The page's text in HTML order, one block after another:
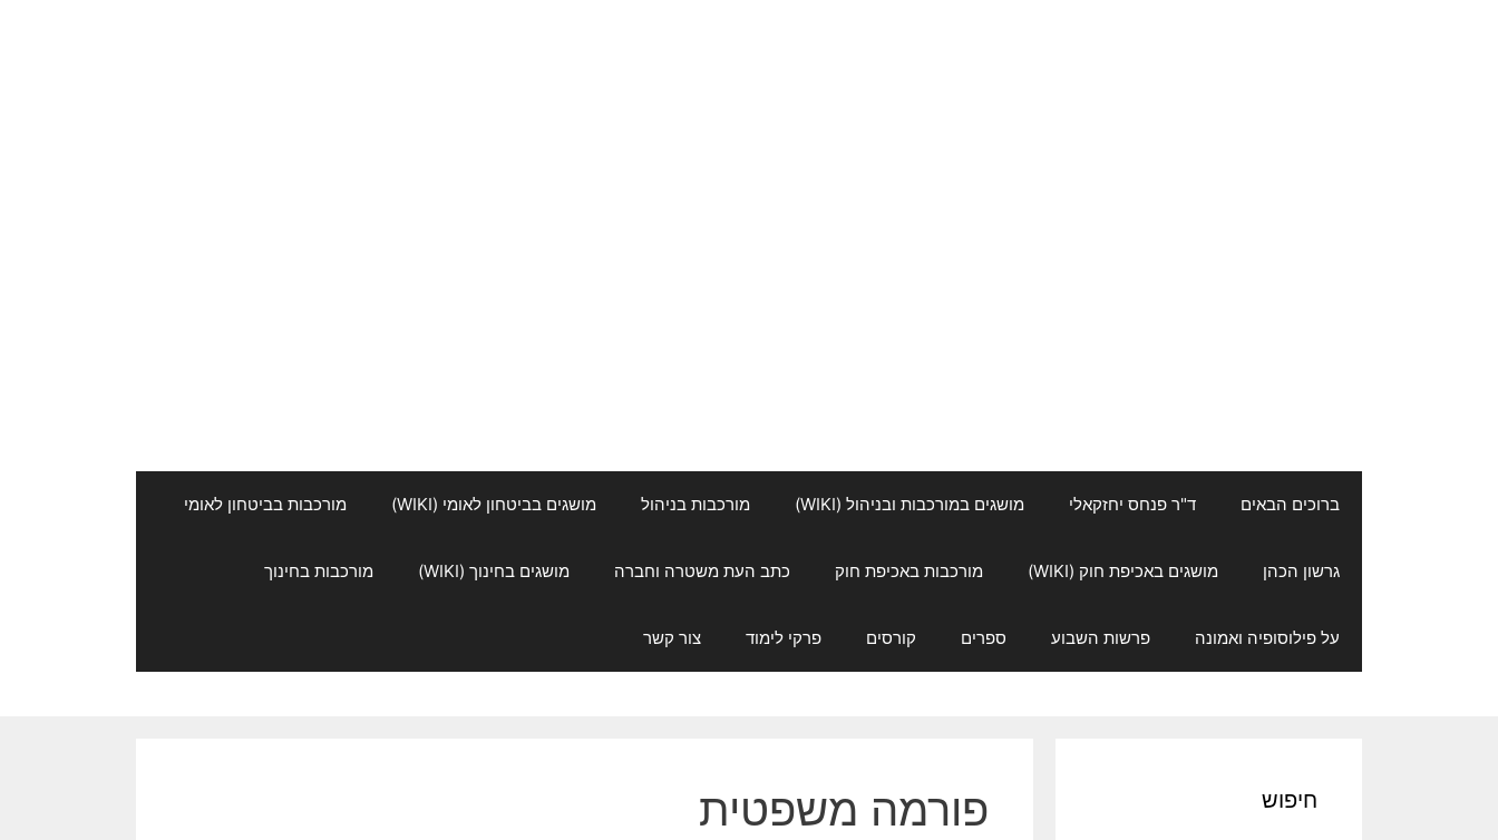
ברוכים הבאים ד"ר פנחס יחזקאלי מושגים במורכבות ובניהול (WIKI) מורכבות בניהול מושגים בביטחון לאומי (WIKI) מורכבות בביטחון לאומי
גרשון הכהן מושגים באכיפת חוק (WIKI) מורכבות באכיפת חוק כתב העת משטרה וחברה מושגים בחינוך (WIKI) מורכבות בחינוך
על פילוסופיה ואמונה פרשות השבוע ספרים קורסים פרקי לימוד צור קשר
פורמה משפטית חיפוש